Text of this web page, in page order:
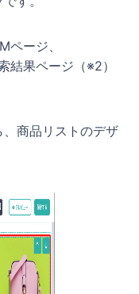
ページ、
結果ページ（※2）
商品リストのデザ